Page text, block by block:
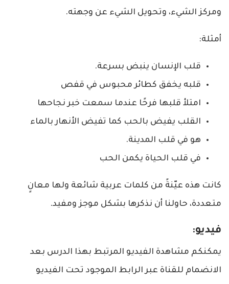
ومركز الشيء، وتحويل الشيء عن وجهته.
أمثلة:
قلب الإنسان ينبض بسرعة.
قلبه يخفق كطائر محبوس في قفص
امتلأ قلبها فرحًا عندما سمعت خبر نجاحها
القلب يفيض بالحب كما تفيض الأنهار بالماء
هو في قلب المدينة.
في قلب الحياة يكمن الحب
كانت هذه عيّنةً من كلمات عربية شائعة ولها معانٍ
متعددة، حاولنا أن نذكرها بشكل موجز ومفيد.
فيديو:
يمكنكم مشاهدة الفيديو المرتبط بهذا الدرس بعد
الانضمام للقناة عبر الرابط الموجود تحت الفيديو